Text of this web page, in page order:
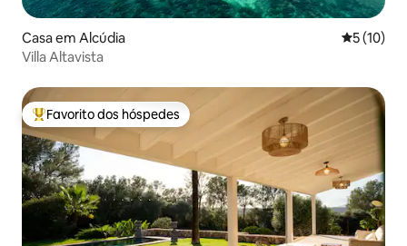
Casa em Alcúdia
5 (10)
Villa Altavista
Favoritos dos hóspedes mais apreciados
Favorito dos hóspedes